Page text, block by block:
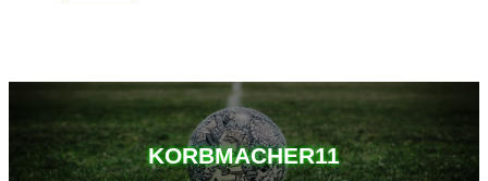
KORBMACHER11